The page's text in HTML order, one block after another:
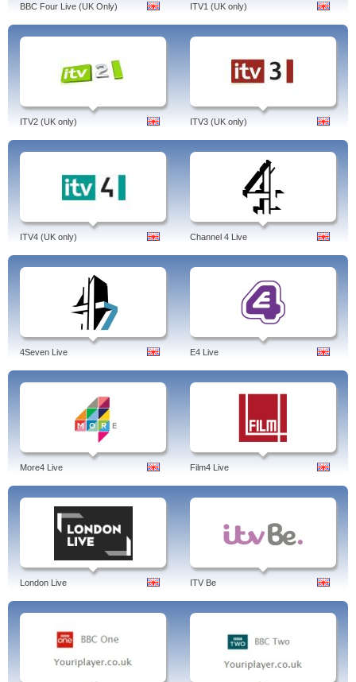
BBC Four Live (UK Only) ITV1 (UK only)
ITV2 (UK only) ITV3 (UK only)
ITV4 (UK only) Channel 4 Live
4Seven Live E4 Live
More4 Live Film4 Live
London Live ITV Be